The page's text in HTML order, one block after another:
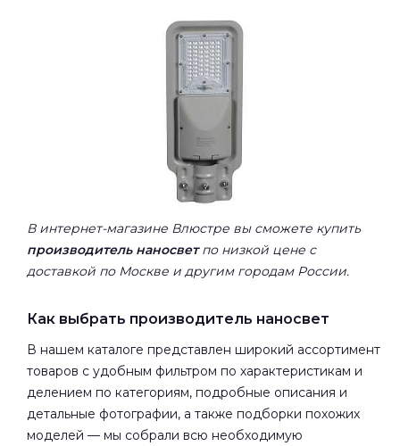
В интернет-магазине Влюстре вы сможете купить
производитель наносветпо низкой цене с
доставкой по Москве и другим городам России.
Как выбрать производитель наносвет
В нашем каталоге представлен широкий ассортимент
товаров с удобным фильтром по характеристикам и
делением по категориям, подробные описания и
детальные фотографии, а также подборки похожих
моделей — мы собрали всю необходимую